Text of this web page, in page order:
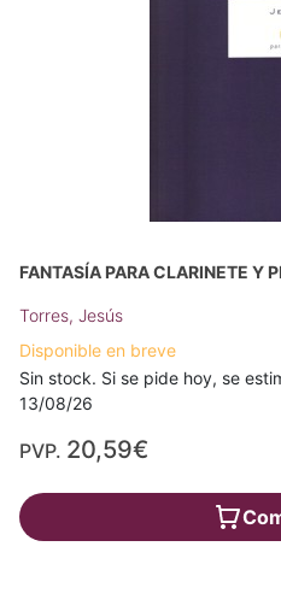
FANTASÍA PARA CLARINETE Y
Torres, Jesús
Disponible en breve
Sin stock. Si se pide hoy, se
13/08/26
PVP. 20,59€